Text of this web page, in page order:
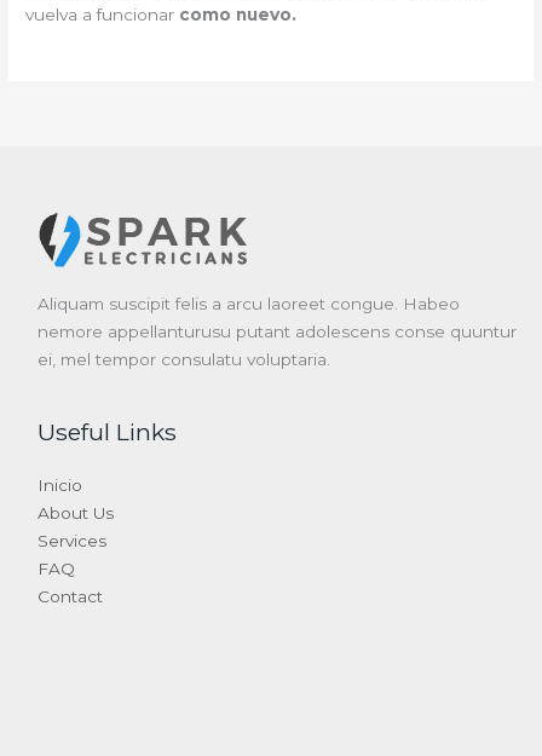
vuelva a funcionar como nuevo.
Aliquam suscipit felis a arcu laoreet congue. Habeo
nemore appellanturusu putant adolescens conse quuntur
ei, mel tempor consulatu voluptaria.
Useful Links
Inicio
About Us
Services
FAQ
Contact